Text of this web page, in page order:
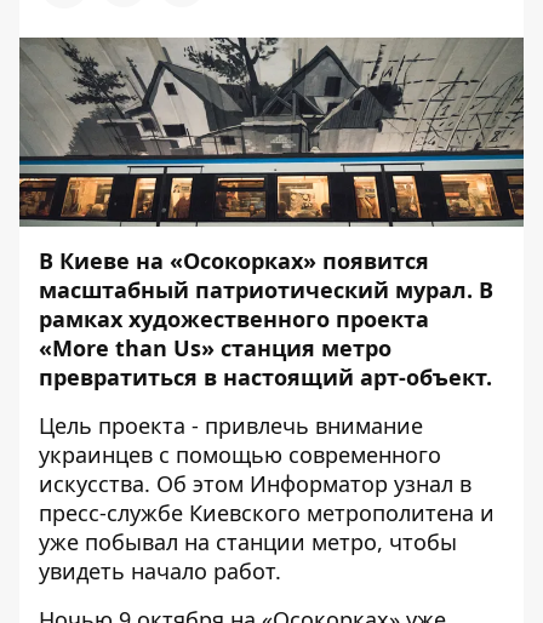
В Киеве на «Осокорках» появится
масштабный патриотический мурал. В
рамках художественного проекта
«More than Us» станция метро
превратиться в настоящий арт-объект.
Цель проекта - привлечь внимание
украинцев с помощью современного
искусства. Об этом Информатор узнал в
пресс-службе Киевского метрополитена и
уже побывал на станции метро, чтобы
увидеть начало работ.